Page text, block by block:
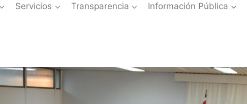
Servicios Transparencia Información Pública